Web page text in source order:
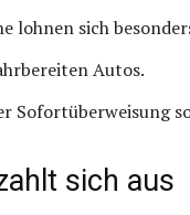
lohnen sich
Autos.
Sofortüberweisung
sich aus